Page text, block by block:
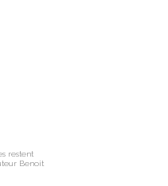
restent
Benoit